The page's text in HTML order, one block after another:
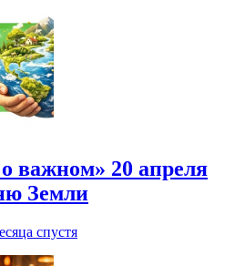
важном» 20 апреля
Земли
спустя